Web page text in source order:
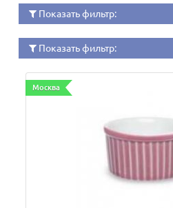
Показать фильтр:
Показать фильтр:
Москва